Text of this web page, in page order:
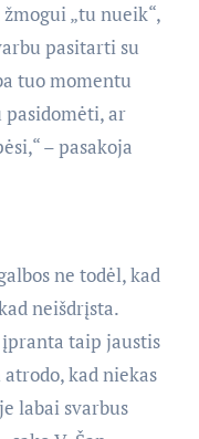
„tu nueik“,
pasitarti su
tuo momentu
ar
– pasakoja
ne todėl, kad
neišdrįsta.
taip jaustis
kad niekas
labai svarbus